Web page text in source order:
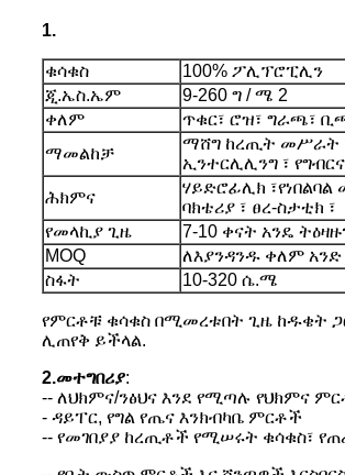
1.
ቁሳቁስ
100% ፖሊፕሮፒሊን
ጂ.ኤስ.ኤም
9-260 ግ / ሜ 2
ቀለም
ጥቁር፣ ሮዝ፣ ግራጫ፣
ማመልከቻ
ማሸግ ከረጢት መሥራት
ኢንተርሊሊንግ ፣
ሕክምና
ሃይድሮፊሊክ ፣የነበልባል
ባክቴሪያ ፣ ፀረ-ስታቲክ ፣
የመላኪያ ጊዜ
7-10 ቀናት አንዴ
MOQ
ለእያንዳንዱ ቀለም አንድ
ስፋት
10-320 ሴ.ሜ
የምርቶቹ ቁሳቁስ በሚመረቱበት ጊዜ ከዱቄት
ሊጠየቅ ይችላል.
2.መተግበሪያ:
-- ለህክምና/ንፅህና እንደ የሚጣሉ የህክምና
- ዳይፐር, የግል የጤና እንክብካቤ ምርቶች
-- የመገበያያ ከረጢቶች የሚሠሩት ቁሳቁስ፣